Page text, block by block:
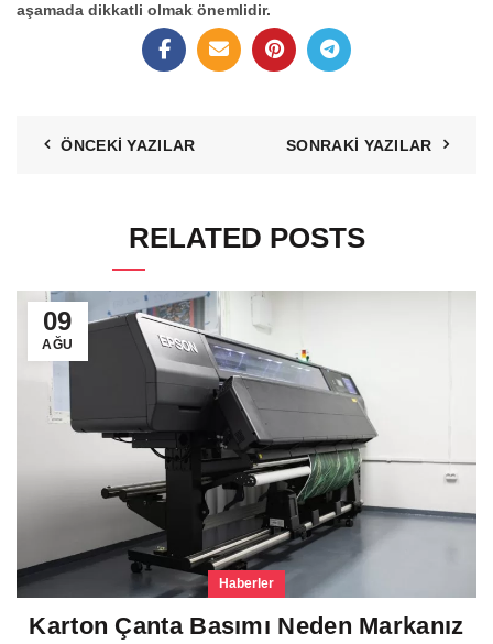
aşamada dikkatli olmak önemlidir.
ÖNCEKI YAZILAR SONRAKI YAZILAR
RELATED POSTS
09
AĞU
Haberler
Karton Çanta Basımı Neden Markanız